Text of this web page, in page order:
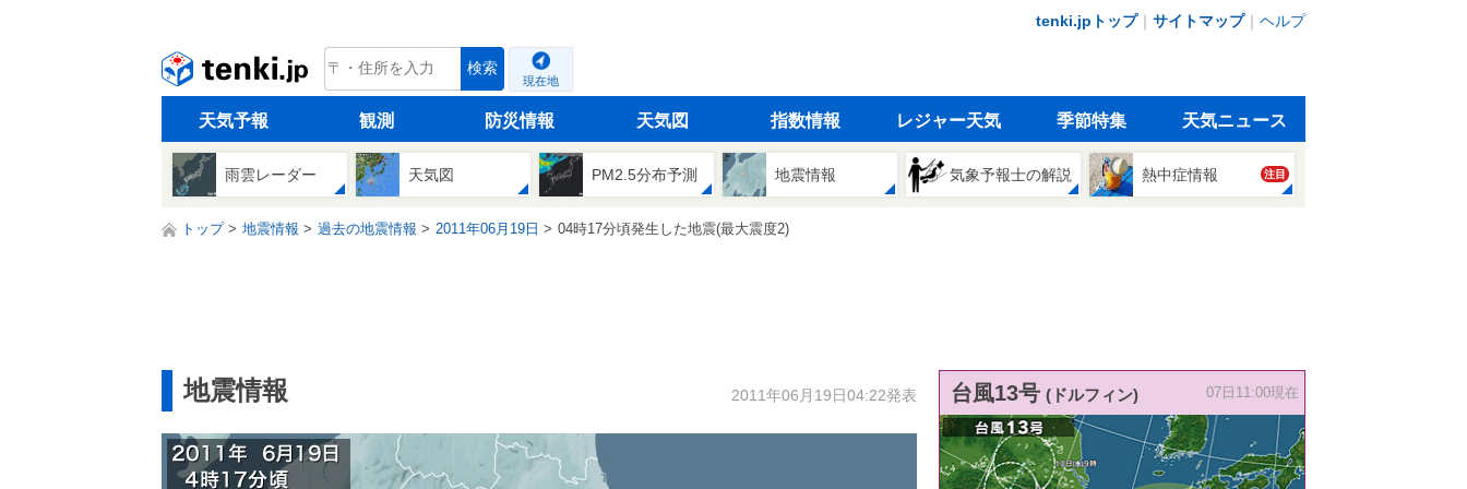
tenki.jpトップ｜ サイトマップ｜ ヘルプ
tenki.jp 検索
現在地
天気予報 観測 防災情報 天気図 指数情報 レジャー天気 季節特集 天気ニュース
雨雲レーダー 天気図 PM2.5分布予測 地震情報 気象予報士の解説 熱中症情報 注目
トップ 地震情報 過去の地震情報 2011年06月19日 04時17分頃発生した地震(最大震度2)
地震情報 2011年06月19日04:22発表 台風13号 (ドルフィン) 07日11:00現在